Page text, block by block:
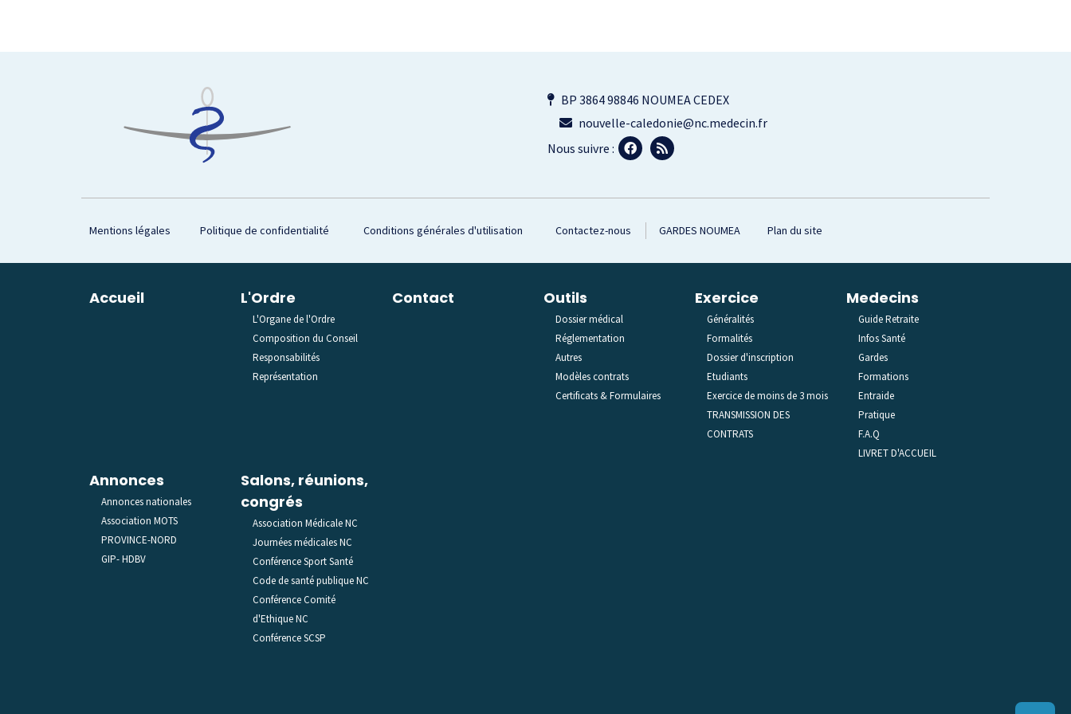
BP 3864 98846 NOUMEA CEDEX
nouvelle-caledonie@nc.medecin.fr
Nous suivre :
Mentions légales Politique de confidentialité Conditions générales d'utilisation Contactez-nous GARDES NOUMEA Plan du site
Accueil L'Ordre
L'Organe de l'Ordre
Composition du Conseil
Responsabilités
Représentation
Contact Outils
Dossier médical
Réglementation
Autres
Modèles contrats
Certificats & Formulaires
Exercice
Généralités
Formalités
Dossier d'inscription
Etudiants
Exercice de moins de 3 mois
TRANSMISSION DES
CONTRATS
Medecins
Guide Retraite
Infos Santé
Gardes
Formations
Entraide
Pratique
F.A.Q
LIVRET D'ACCUEIL
Annonces
Annonces nationales
Association MOTS
PROVINCE-NORD
GIP- HDBV
Salons, réunions,
congrés
Association Médicale NC
Journées médicales NC
Conférence Sport Santé
Code de santé publique NC
Conférence Comité
d'Ethique NC
Conférence SCSP